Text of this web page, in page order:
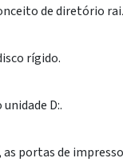
de diretório
rígido.
D:.
portas de